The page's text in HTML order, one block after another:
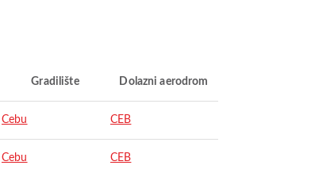
Gradilište Dolazni aerodrom
Cebu CEB
Cebu CEB